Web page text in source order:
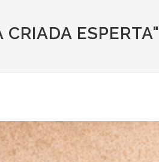
ESPERTA"